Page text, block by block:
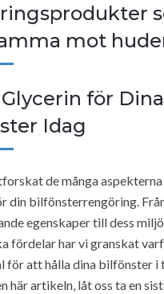
mot
för Dina
Idag
de många
din bilfönsterrengöring.
egenskaper till dess
fördelar har vi granskat
för att hålla dina bilfönster i
här artikeln, låt oss ta en